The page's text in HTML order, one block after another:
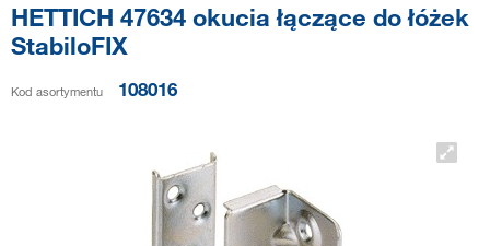
HETTICH 47634 okucia łączące do łóżek
StabiloFIX
Kod asortymentu 108016